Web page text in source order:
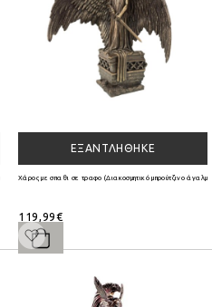
για δώρο)
ΕΞΑΝΤΛΉΘΗΚΕ
Χάρος με σπαθι σε τραφο (Διακοσμητικό μπρούτζινο
119,99€